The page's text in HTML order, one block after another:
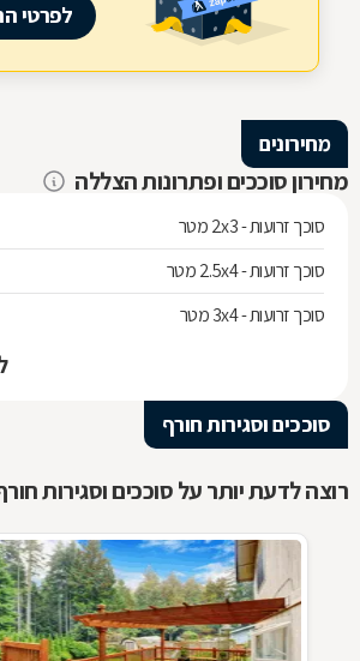
לפרטי
מחירונים
מחירון סוככים ופתרונות הצללה
סוכך זרועות - 2x3 מטר
סוכך זרועות - 2.5x4 מטר
סוכך זרועות - 3x4 מטר
סוככים וסגירות חורף
רוצה לדעת יותר על סוככים וסגירות